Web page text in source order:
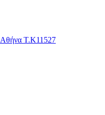
Αθήνα Τ.Κ11527